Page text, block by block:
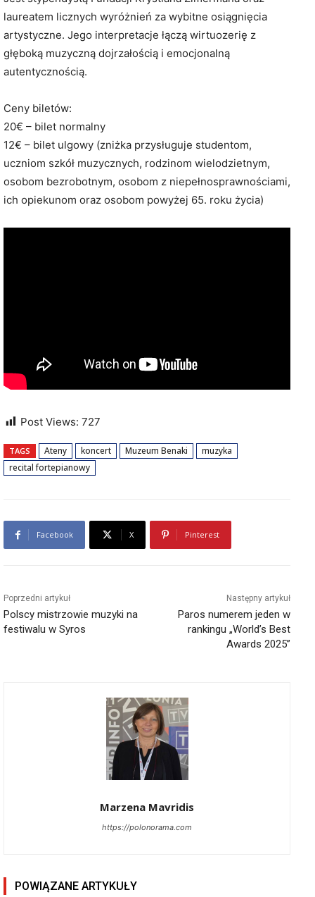
laureatem licznych wyróżnień za wybitne osiągnięcia
artystyczne. Jego interpretacje łączą wirtuozerię z
głęboką muzyczną dojrzałością i emocjonalną
autentycznością.
Ceny biletów:
20€ – bilet normalny
12€ – bilet ulgowy (zniżka przysługuje studentom,
uczniom szkół muzycznych, rodzinom wielodzietnym,
osobom bezrobotnym, osobom z niepełnosprawnościami,
ich opiekunom oraz osobom powyżej 65. roku życia)
Post Views: 727
TAGS Ateny koncert Muzeum Benaki
muzyka
recital fortepianowy
Facebook X Pinterest
Poprzedni artykuł
Polscy mistrzowie muzyki na
festiwalu w Syros
Następny artykuł
Paros numerem jeden w
rankingu „World’s Best
Awards 2025”
Marzena Mavridis
https://polonorama.com
POWIĄZANE ARTYKUŁY